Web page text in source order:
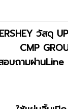
วัสดุ
CMP
อบถามผ่าน